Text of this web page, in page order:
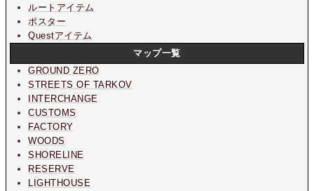
ルートアイテム
ポスター
Questアイテム
マップ一覧
GROUND ZERO
STREETS OF TARKOV
INTERCHANGE
CUSTOMS
FACTORY
WOODS
SHORELINE
RESERVE
LIGHTHOUSE